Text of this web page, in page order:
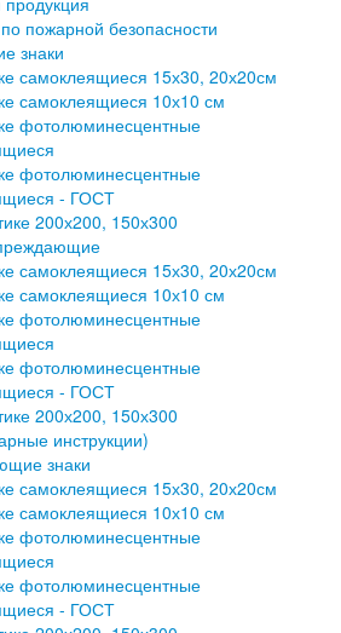
пожарной безопасности
знаки
самоклеящиеся 15х30, 20х20см
самоклеящиеся 10х10 см
фотолюминесцентные
фотолюминесцентные
- ГОСТ
200х200, 150х300
самоклеящиеся 15х30, 20х20см
самоклеящиеся 10х10 см
фотолюминесцентные
фотолюминесцентные
- ГОСТ
200х200, 150х300
инструкции)
знаки
самоклеящиеся 15х30, 20х20см
самоклеящиеся 10х10 см
фотолюминесцентные
фотолюминесцентные
- ГОСТ